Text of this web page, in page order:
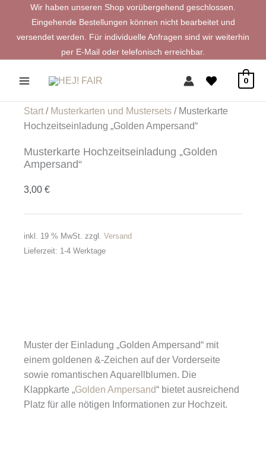
springen
Wir haben unseren Shop vorübergehend geschlossen.
Eingehende Bestellungen können nicht bearbeitet und
versendet werden. Für individuelle Anfragen sind wir weiterhin
per E-Mail oder telefonisch erreichbar.
0
Start/ Musterkarten und Mustersets / Musterkarte
Hochzeitseinladung „Golden Ampersand“
Musterkarte Hochzeitseinladung „Golden
Ampersand“
3,00 €
inkl. 19 % MwSt. zzgl. Versand
Lieferzeit: 1-4 Werktage
Muster der Einladung „Golden Ampersand“ mit
einem goldenen &-Zeichen auf der Vorderseite
sowie romantischen Aquarellblumen. Die
Klappkarte „Golden Ampersand“ bietet ausreichend
Platz für alle nötigen Informationen zur Hochzeit.